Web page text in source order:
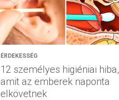
ÉRDEKESSÉG
12 személyes higiéniai hiba,
amit az emberek naponta
elkövetnek